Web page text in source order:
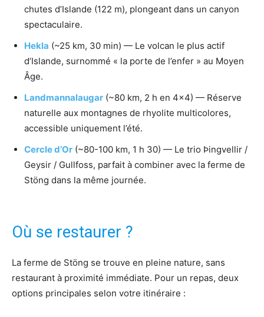
chutes d’Islande (122 m), plongeant dans un canyon
spectaculaire.
Hekla (~25 km, 30 min) — Le volcan le plus actif
d’Islande, surnommé « la porte de l’enfer » au Moyen
Âge.
Landmannalaugar (~80 km, 2 h en 4×4) — Réserve
naturelle aux montagnes de rhyolite multicolores,
accessible uniquement l’été.
Cercle d’Or (~80-100 km, 1 h 30) — Le trio Þingvellir /
Geysir / Gullfoss, parfait à combiner avec la ferme de
Stöng dans la même journée.
Où se restaurer ?
La ferme de Stöng se trouve en pleine nature, sans
restaurant à proximité immédiate. Pour un repas, deux
options principales selon votre itinéraire :